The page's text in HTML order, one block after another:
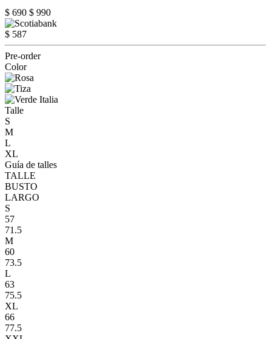
$ 690 $ 990
$ 587
Pre-order
Color
Talle
S
M
L
XL
Guía de talles
TALLE
BUSTO
LARGO
S
57
71.5
M
60
73.5
L
63
75.5
XL
66
77.5